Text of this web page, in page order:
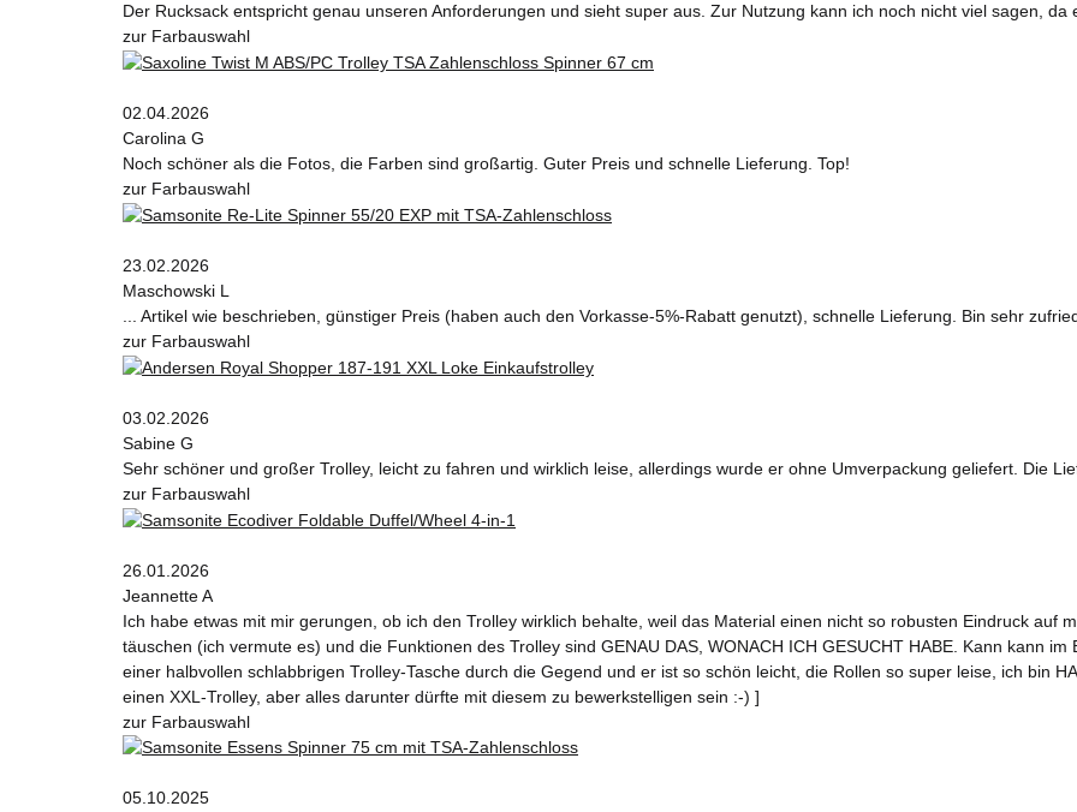
Der Rucksack entspricht genau unseren Anforderungen und sieht super aus. Zur Nutzung kann ich noch nicht viel sagen, da
zur Farbauswahl
02.04.2026
Carolina G
Noch schöner als die Fotos, die Farben sind großartig. Guter Preis und schnelle Lieferung. Top!
zur Farbauswahl
23.02.2026
Maschowski L
... Artikel wie beschrieben, günstiger Preis (haben auch den Vorkasse-5%-Rabatt genutzt), schnelle Lieferung. Bin sehr
zur Farbauswahl
03.02.2026
Sabine G
Sehr schöner und großer Trolley, leicht zu fahren und wirklich leise, allerdings wurde er ohne Umverpackung geliefert. Die
zur Farbauswahl
26.01.2026
Jeannette A
Ich habe etwas mit mir gerungen, ob ich den Trolley wirklich behalte, weil das Material einen nicht so robusten Eindruck auf
täuschen (ich vermute es) und die Funktionen des Trolley sind GENAU DAS, WONACH ICH GESUCHT HABE. Kann kann
einer halbvollen schlabbrigen Trolley-Tasche durch die Gegend und er ist so schön leicht, die Rollen so super leise, ich bin
einen XXL-Trolley, aber alles darunter dürfte mit diesem zu bewerkstelligen sein :-) ]
zur Farbauswahl
05.10.2025